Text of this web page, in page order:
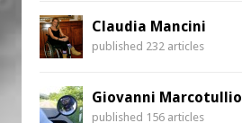
Claudia Mancini
published 232 articles
Giovanni Marcotullio
published 156 articles